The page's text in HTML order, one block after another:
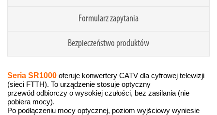
Formularz zapytania
Bezpieczeństwo produktów
Seria SR1000 oferuje konwertery CATV dla cyfrowej telewizji
(sieci FTTH). To urządzenie stosuje optyczny
przewód odbiorczy o wysokiej czułości, bez zasilania (nie
pobiera mocy).
Po podłączeniu mocy optycznej, poziom wyjściowy wyniesie